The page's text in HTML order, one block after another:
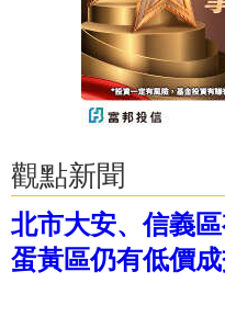
觀點新聞
北市大安、信義
蛋黃區仍有低價成